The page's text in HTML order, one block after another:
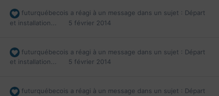
futurquébecois a réagi à un message dans un sujet : Départ
et installation...
5 février 2014
futurquébecois a réagi à un message dans un sujet : Départ
et installation...
5 février 2014
futurquébecois a réagi à un message dans un sujet : Départ